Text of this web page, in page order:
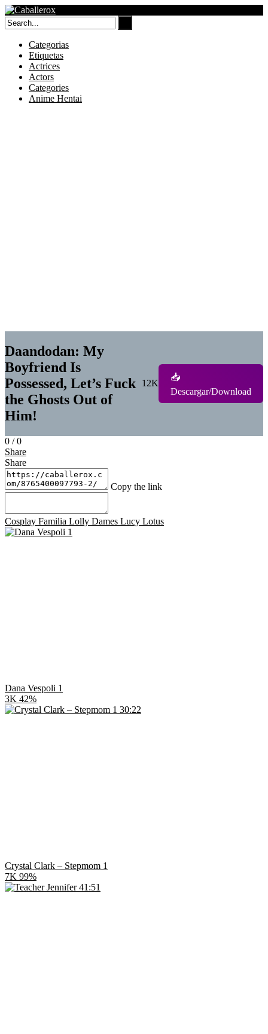
Skip
to
content
Categorias
Etiquetas
Actrices
Actors
Categories
Anime Hentai
Daandodan: My
Boyfriend Is
Possessed, Let’s Fuck
the Ghosts Out of
Him!
12K
📥
Descargar/Download
0 /0
Share
Share
Copy the link
Cosplay Familia Lolly Dames Lucy Lotus
Dana Vespoli 1
3K 42%
30:22
Crystal Clark – Stepmom 1
7K 99%
41:51